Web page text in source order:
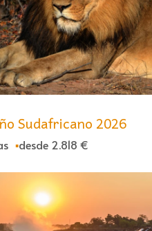
Sudafricano 2026
desde 2.818 €